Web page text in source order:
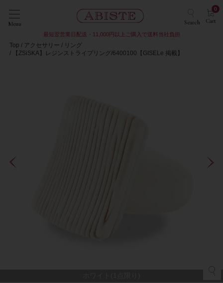
Menu Search Cart
0
最短翌営業日配送・11,000円以上ご購入で送料当社負担
Top アクセサリー
リング
【ZSiSKA】レジンストライプリング/6400100【GISELe 掲載】